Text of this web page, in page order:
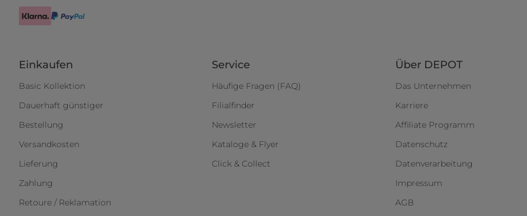
Einkaufen
Basic Kollektion
Dauerhaft günstiger
Bestellung
Versandkosten
Lieferung
Zahlung
Retoure / Reklamation
Service
Häufige Fragen (FAQ)
Filialfinder
Newsletter
Kataloge & Flyer
Click & Collect
Über DEPOT
Das Unternehmen
Karriere
Affiliate Programm
Datenschutz
Datenverarbeitung
Impressum
AGB